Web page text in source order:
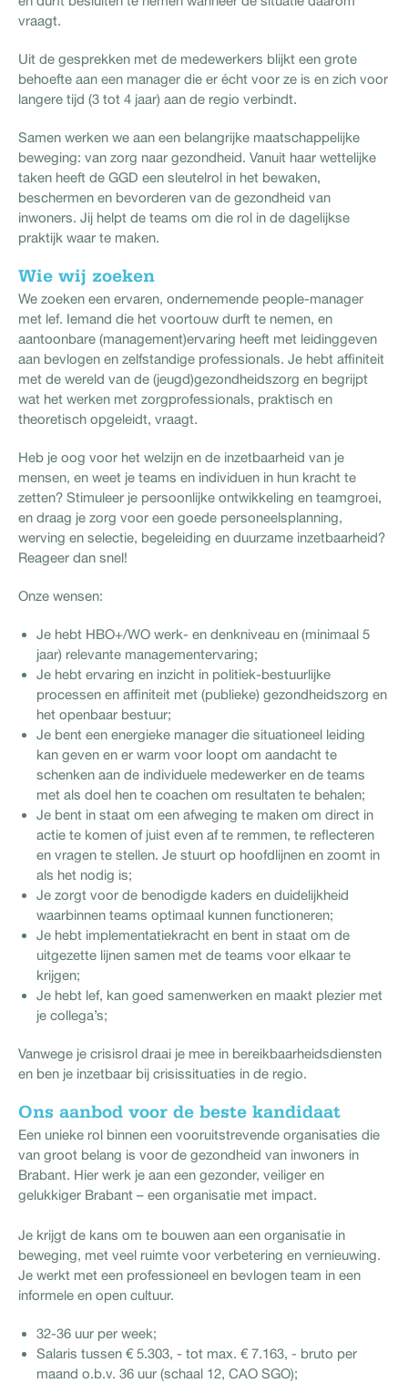
vraagt.
Uit de gesprekken met de medewerkers blijkt een grote
behoefte aan een manager die er écht voor ze is en zich voor
langere tijd (3 tot 4 jaar) aan de regio verbindt.
Samen werken we aan een belangrijke maatschappelijke
beweging: van zorg naar gezondheid. Vanuit haar wettelijke
taken heeft de GGD een sleutelrol in het bewaken,
beschermen en bevorderen van de gezondheid van
inwoners. Jij helpt de teams om die rol in de dagelijkse
praktijk waar te maken.
Wie wij zoeken
We zoeken een ervaren, ondernemende people-manager
met lef. Iemand die het voortouw durft te nemen, en
aantoonbare (management)ervaring heeft met leidinggeven
aan bevlogen en zelfstandige professionals. Je hebt affiniteit
met de wereld van de (jeugd)gezondheidszorg en begrijpt
wat het werken met zorgprofessionals, praktisch en
theoretisch opgeleidt, vraagt.
Heb je oog voor het welzijn en de inzetbaarheid van je
mensen, en weet je teams en individuen in hun kracht te
zetten? Stimuleer je persoonlijke ontwikkeling en teamgroei,
en draag je zorg voor een goede personeelsplanning,
werving en selectie, begeleiding en duurzame inzetbaarheid?
Reageer dan snel!
Onze wensen:
Je hebt HBO+/WO werk- en denkniveau en (minimaal 5
jaar) relevante managementervaring;
Je hebt ervaring en inzicht in politiek-bestuurlijke
processen en affiniteit met (publieke) gezondheidszorg en
het openbaar bestuur;
Je bent een energieke manager die situationeel leiding
kan geven en er warm voor loopt om aandacht te
schenken aan de individuele medewerker en de teams
met als doel hen te coachen om resultaten te behalen;
Je bent in staat om een afweging te maken om direct in
actie te komen of juist even af te remmen, te reflecteren
en vragen te stellen. Je stuurt op hoofdlijnen en zoomt in
als het nodig is;
Je zorgt voor de benodigde kaders en duidelijkheid
waarbinnen teams optimaal kunnen functioneren;
Je hebt implementatiekracht en bent in staat om de
uitgezette lijnen samen met de teams voor elkaar te
krijgen;
Je hebt lef, kan goed samenwerken en maakt plezier met
je collega’s;
Vanwege je crisisrol draai je mee in bereikbaarheidsdiensten
en ben je inzetbaar bij crisissituaties in de regio.
Ons aanbod voor de beste kandidaat
Een unieke rol binnen een vooruitstrevende organisaties die
van groot belang is voor de gezondheid van inwoners in
Brabant. Hier werk je aan een gezonder, veiliger en
gelukkiger Brabant – een organisatie met impact.
Je krijgt de kans om te bouwen aan een organisatie in
beweging, met veel ruimte voor verbetering en vernieuwing.
Je werkt met een professioneel en bevlogen team in een
informele en open cultuur.
32-36 uur per week;
Salaris tussen € 5.303, - tot max. € 7.163, - bruto per
maand o.b.v. 36 uur (schaal 12, CAO SGO);